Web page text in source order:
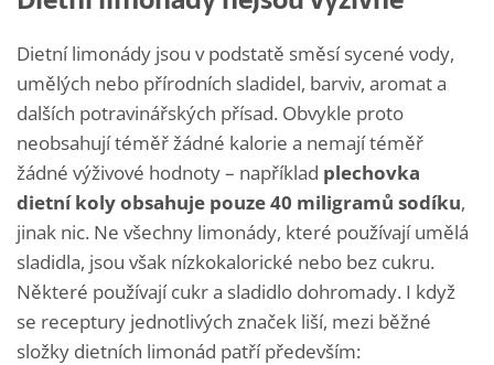
Dietní limonády jsou v podstatě směsí sycené vody,
umělých nebo přírodních sladidel, barviv, aromat a
dalších potravinářských přísad. Obvykle proto
neobsahují téměř žádné kalorie a nemají téměř
žádné výživové hodnoty – například plechovka
dietní koly obsahuje pouze 40 miligramů sodíku,
jinak nic. Ne všechny limonády, které používají umělá
sladidla, jsou však nízkokalorické nebo bez cukru.
Některé používají cukr a sladidlo dohromady. I když
se receptury jednotlivých značek liší, mezi běžné
složky dietních limonád patří především: